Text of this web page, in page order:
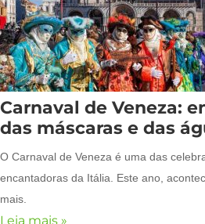
Carnaval de Veneza:
das máscaras e das
O Carnaval de Veneza é uma das
encantadoras da Itália. Este ano,
mais.
Leia mais »